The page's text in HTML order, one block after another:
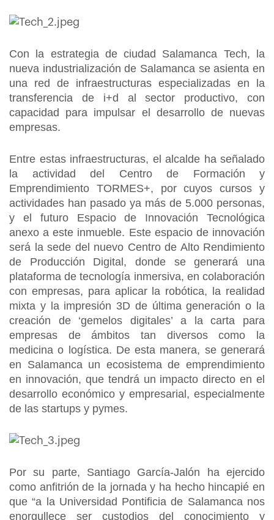
Con la estrategia de ciudad Salamanca Tech, la
nueva industrialización de Salamanca se asienta en
una red de infraestructuras especializadas en la
transferencia de i+d al sector productivo, con
capacidad para impulsar el desarrollo de nuevas
empresas.
Entre estas infraestructuras, el alcalde ha señalado
la actividad del Centro de Formación y
Emprendimiento TORMES+, por cuyos cursos y
actividades han pasado ya más de 5.000 personas,
y el futuro Espacio de Innovación Tecnológica
anexo a este inmueble. Este espacio de innovación
será la sede del nuevo Centro de Alto Rendimiento
de Producción Digital, donde se generará una
plataforma de tecnología inmersiva, en colaboración
con empresas, para aplicar la robótica, la realidad
mixta y la impresión 3D de última generación o la
creación de ‘gemelos digitales’ a la carta para
empresas de ámbitos tan diversos como la
medicina o logística. De esta manera, se generará
en Salamanca un ecosistema de emprendimiento
en innovación, que tendrá un impacto directo en el
desarrollo económico y empresarial, especialmente
de las startups y pymes.
Por su parte, Santiago García-Jalón ha ejercido
como anfitrión de la jornada y ha hecho hincapié en
que “a la Universidad Pontificia de Salamanca nos
enorgullece ser custodios del conocimiento y